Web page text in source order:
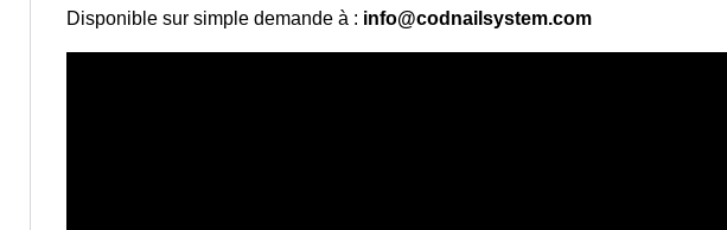
Disponible sur simple demande à : info@codnailsystem.com